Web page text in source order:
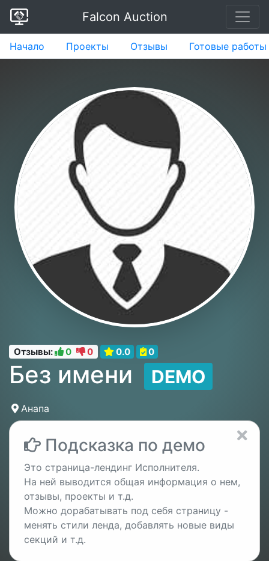
Falcon Auction
Начало Проекты Отзывы Готовые работы
Отзывы: 0 0 0.0 0
Без имени DEMO
Анапа
Подсказка по демо
Это страница-лендинг Исполнителя.
На ней выводится общая информация о нем,
отзывы, проекты и т.д.
Можно дорабатывать под себя страницу -
менять стили ленда, добавлять новые виды
секций и т.д.